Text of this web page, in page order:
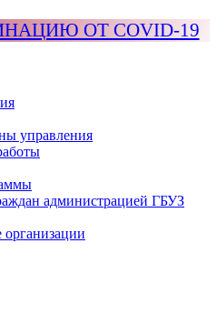
ОТ COVID-19
управления
администрацией ГБУЗ